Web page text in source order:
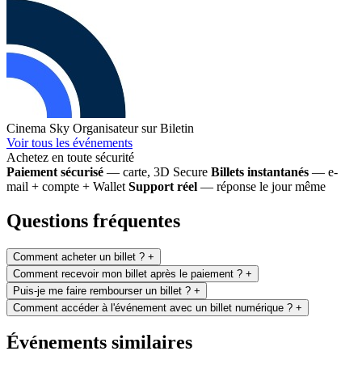
Cinema Sky Organisateur sur Biletin
Voir tous les événements
Achetez en toute sécurité
Paiement sécurisé — carte, 3D Secure Billets instantanés — e-
mail + compte + Wallet Support réel — réponse le jour même
Questions fréquentes
Comment acheter un billet ? +
Comment recevoir mon billet après le paiement ? +
Puis-je me faire rembourser un billet ? +
Comment accéder à l'événement avec un billet numérique ? +
Événements similaires